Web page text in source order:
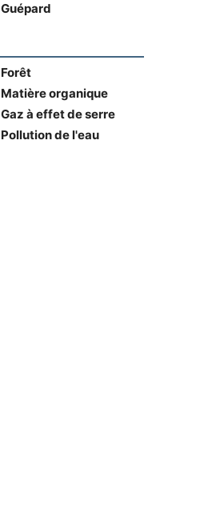
Guépard
Forêt
Matière organique
Gaz à effet de serre
Pollution de l'eau